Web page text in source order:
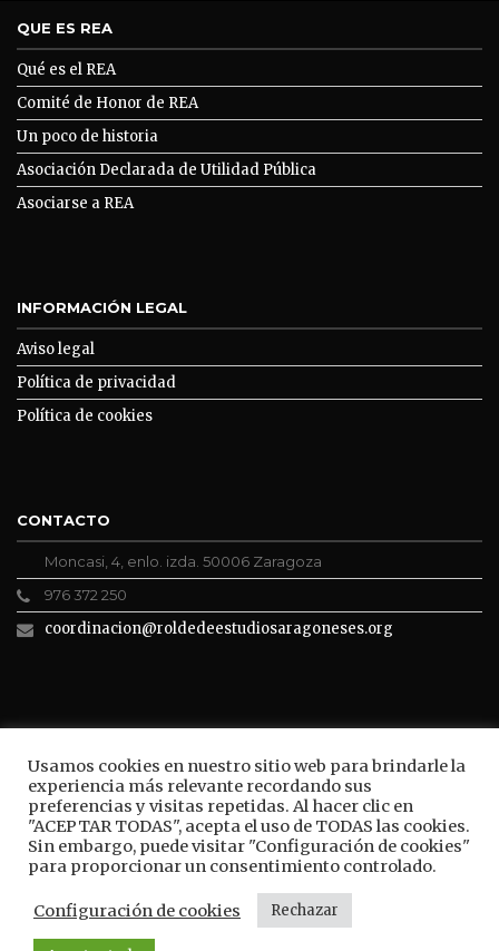
Usamos cookies en nuestro sitio web para brindarle la
experiencia más relevante recordando sus
preferencias y visitas repetidas. Al hacer clic en
"ACEPTAR TODAS", acepta el uso de TODAS las cookies.
Sin embargo, puede visitar "Configuración de cookies"
para proporcionar un consentimiento controlado.
Configuración de cookies Rechazar
QUE ES REA
Qué es el REA
Comité de Honor de REA
Un poco de historia
Asociación Declarada de Utilidad Pública
Asociarse a REA
INFORMACIÓN LEGAL
Aviso legal
Política de privacidad
Política de cookies
CONTACTO
Moncasi, 4, enlo. izda. 50006 Zaragoza
976 372 250
coordinacion@roldedeestudiosaragoneses.org
ROLDE CONECTA
BUSCAR